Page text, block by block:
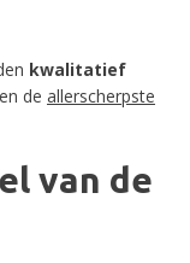
kwalitatief
de allerscherpste
van de